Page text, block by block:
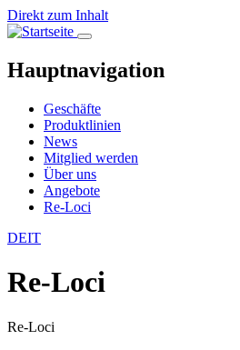
Direkt zum Inhalt
Hauptnavigation
Geschäfte
Produktlinien
News
Mitglied werden
Über uns
Angebote
Re-Loci
DEIT
Re-Loci
Re-Loci